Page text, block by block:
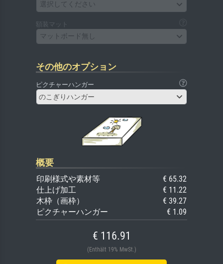
選択してください
額装マット
マットボード無し
その他のオプション
ピクチャーハンガー
のこぎりハンガー
概要
印刷様式や素材等
€ 65.32
仕上げ加工
€ 11.22
木枠（画枠）
€ 39.27
ピクチャーハンガー
€ 1.09
€ 116.91
(Enthält 19% MwSt.)